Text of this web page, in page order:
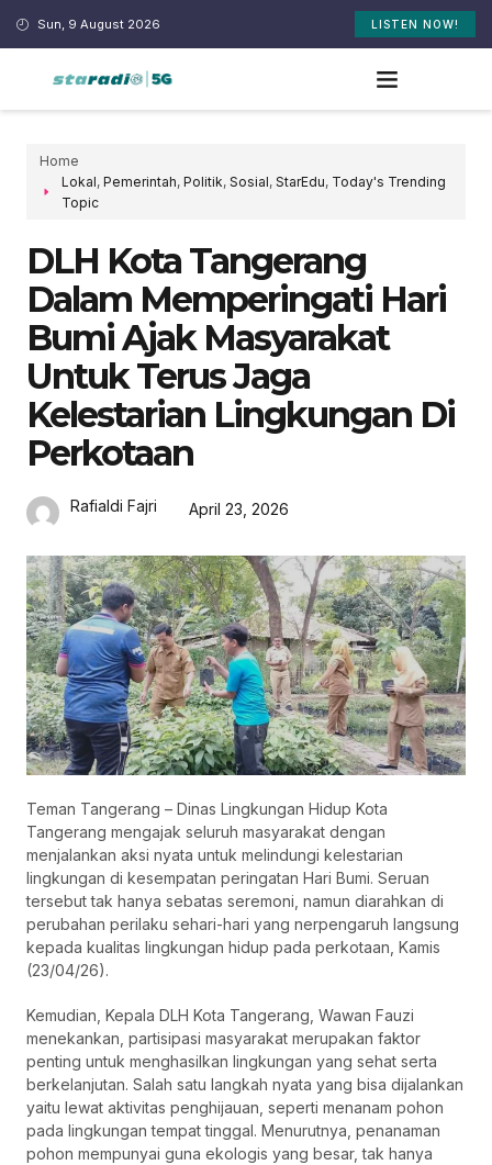
Sun, 9 August 2026 LISTEN NOW!
Home
Lokal, Pemerintah, Politik, Sosial, StarEdu, Today's Trending
Topic
DLH Kota Tangerang
Dalam Memperingati Hari
Bumi Ajak Masyarakat
Untuk Terus Jaga
Kelestarian Lingkungan Di
Perkotaan
Rafialdi Fajri April 23, 2026
Teman Tangerang – Dinas Lingkungan Hidup Kota
Tangerang mengajak seluruh masyarakat dengan
menjalankan aksi nyata untuk melindungi kelestarian
lingkungan di kesempatan peringatan Hari Bumi. Seruan
tersebut tak hanya sebatas seremoni, namun diarahkan di
perubahan perilaku sehari-hari yang nerpengaruh langsung
kepada kualitas lingkungan hidup pada perkotaan, Kamis
(23/04/26).
Kemudian, Kepala DLH Kota Tangerang, Wawan Fauzi
menekankan, partisipasi masyarakat merupakan faktor
penting untuk menghasilkan lingkungan yang sehat serta
berkelanjutan. Salah satu langkah nyata yang bisa dijalankan
yaitu lewat aktivitas penghijauan, seperti menanam pohon
pada lingkungan tempat tinggal. Menurutnya, penanaman
pohon mempunyai guna ekologis yang besar, tak hanya